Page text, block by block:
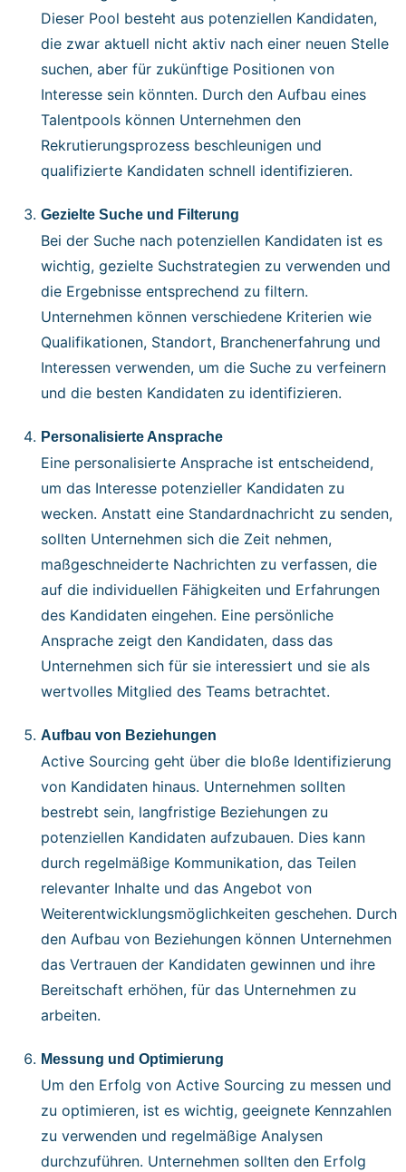
Dieser Pool besteht aus potenziellen Kandidaten,
die zwar aktuell nicht aktiv nach einer neuen Stelle
suchen, aber für zukünftige Positionen von
Interesse sein könnten. Durch den Aufbau eines
Talentpools können Unternehmen den
Rekrutierungsprozess beschleunigen und
qualifizierte Kandidaten schnell identifizieren.
Gezielte Suche und Filterung
Bei der Suche nach potenziellen Kandidaten ist es
wichtig, gezielte Suchstrategien zu verwenden und
die Ergebnisse entsprechend zu filtern.
Unternehmen können verschiedene Kriterien wie
Qualifikationen, Standort, Branchenerfahrung und
Interessen verwenden, um die Suche zu verfeinern
und die besten Kandidaten zu identifizieren.
Personalisierte Ansprache
Eine personalisierte Ansprache ist entscheidend,
um das Interesse potenzieller Kandidaten zu
wecken. Anstatt eine Standardnachricht zu senden,
sollten Unternehmen sich die Zeit nehmen,
maßgeschneiderte Nachrichten zu verfassen, die
auf die individuellen Fähigkeiten und Erfahrungen
des Kandidaten eingehen. Eine persönliche
Ansprache zeigt den Kandidaten, dass das
Unternehmen sich für sie interessiert und sie als
wertvolles Mitglied des Teams betrachtet.
Aufbau von Beziehungen
Active Sourcing geht über die bloße Identifizierung
von Kandidaten hinaus. Unternehmen sollten
bestrebt sein, langfristige Beziehungen zu
potenziellen Kandidaten aufzubauen. Dies kann
durch regelmäßige Kommunikation, das Teilen
relevanter Inhalte und das Angebot von
Weiterentwicklungsmöglichkeiten geschehen. Durch
den Aufbau von Beziehungen können Unternehmen
das Vertrauen der Kandidaten gewinnen und ihre
Bereitschaft erhöhen, für das Unternehmen zu
arbeiten.
Messung und Optimierung
Um den Erfolg von Active Sourcing zu messen und
zu optimieren, ist es wichtig, geeignete Kennzahlen
zu verwenden und regelmäßige Analysen
durchzuführen. Unternehmen sollten den Erfolg